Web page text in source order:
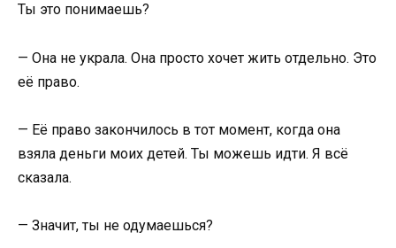
Ты это понимаешь?
— Она не украла. Она просто хочет жить отдельно. Это
её право.
— Её право закончилось в тот момент, когда она
взяла деньги моих детей. Ты можешь идти. Я всё
сказала.
— Значит, ты не одумаешься?